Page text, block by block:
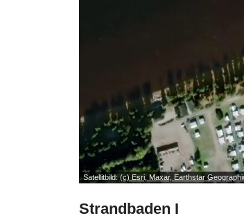
Satellitbild:(c) Esri, Maxar, Earthstar
Strandbaden I